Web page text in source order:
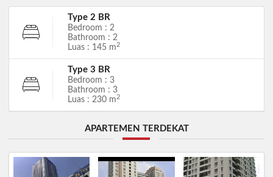
Type 2 BR
Bedroom : 2
Bathroom : 2
Luas : 145 m2
Type 3 BR
Bedroom : 3
Bathroom : 3
Luas : 230 m2
APARTEMEN TERDEKAT